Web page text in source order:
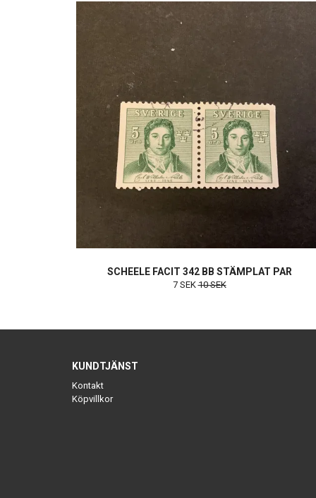
SCHEELE FACIT 342 BB STÄMPLAT PAR
7 SEK10 SEK
KUNDTJÄNST
Kontakt
Köpvillkor